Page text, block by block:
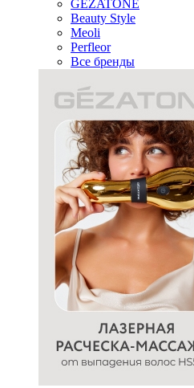
GEZATONE
Beauty Style
Meoli
Perfleor
Все бренды